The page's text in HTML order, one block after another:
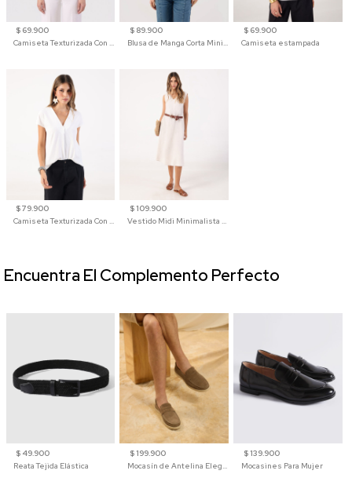
$ 69.900
Camiseta Texturizada Con Hombro Caído Para Mujer
$ 89.900
Blusa de Manga Corta Minimalista para Mujer
$ 69.900
Camiseta estampada
$ 79.900
Camiseta Texturizada Con Cuello En V Para Mujer
$ 109.900
Vestido Midi Minimalista De Silueta Amplia
$ 49.900
Reata Tejida Elástica
$ 199.900
Mocasín de Antelina Elegante con Suela de Contraste Para Hombre
$ 139.900
Mocasines Para Mujer
Encuentra El Complemento Perfecto